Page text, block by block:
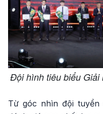
Đội hình tiêu biểu Giải
Từ góc nhìn đội tuyển